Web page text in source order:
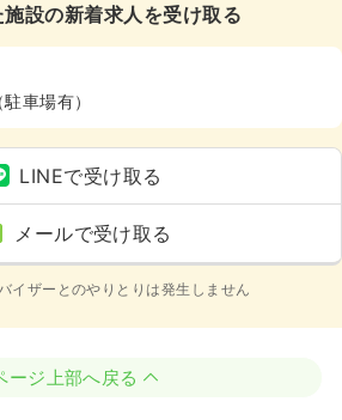
設の新着求人を受け取る
車場有）
LINEで受け取る
メールで受け取る
イザーとのやりとりは発生しません
ージ上部へ戻る